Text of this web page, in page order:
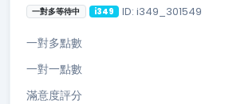
一對多等待中 i349 ID: i349_301549
一對多點數
一對一點數
滿意度評分